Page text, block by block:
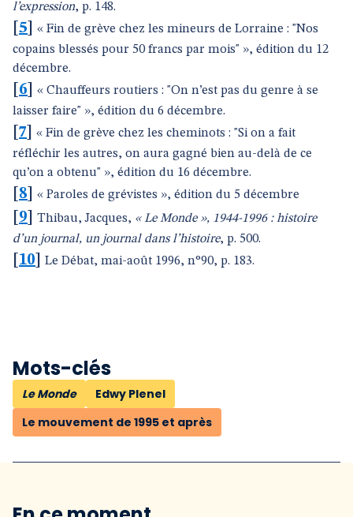
l’expression, p. 148.
5
« Fin de grève chez les mineurs de Lorraine : "Nos
copains blessés pour 50 francs par mois" », édition du 12
décembre.
6
« Chauffeurs routiers : "On n’est pas du genre à se
laisser faire" », édition du 6 décembre.
7
« Fin de grève chez les cheminots : "Si on a fait
réfléchir les autres, on aura gagné bien au-delà de ce
qu’on a obtenu" », édition du 16 décembre.
8 « Paroles de grévistes », édition du 5 décembre
9 Thibau, Jacques, « Le Monde », 1944-1996 : histoire
d’un journal, un journal dans l’histoire, p. 500.
10 Le Débat, mai-août 1996, n°90, p. 183.
Mots-clés
Le Monde
Edwy Plenel
Le mouvement de 1995 et après